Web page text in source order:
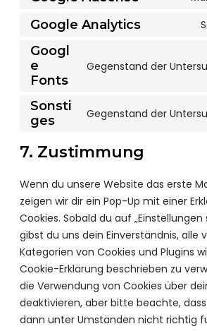
Google Analytics
Googl
e
Fonts
Gegenstand der
Sonsti
ges
Gegenstand der
7. Zustimmung
Wenn du unsere Website das erste
zeigen wir dir ein Pop-Up mit einer
Cookies. Sobald du auf „Einstellungen
gibst du uns dein Einverständnis, alle
Kategorien von Cookies und Plugins
Cookie-Erklärung beschrieben zu
die Verwendung von Cookies über
deaktivieren, aber bitte beachte,
dann unter Umständen nicht richtig